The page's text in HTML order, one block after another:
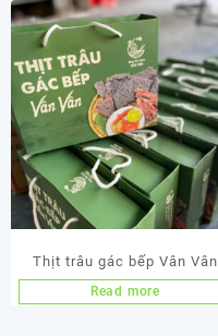
Thịt trâu gác bếp Vân Vân
Read more